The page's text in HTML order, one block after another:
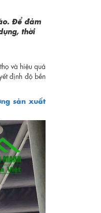
Để đảm
thời
và hiệu quả
định độ bền
sản xuất